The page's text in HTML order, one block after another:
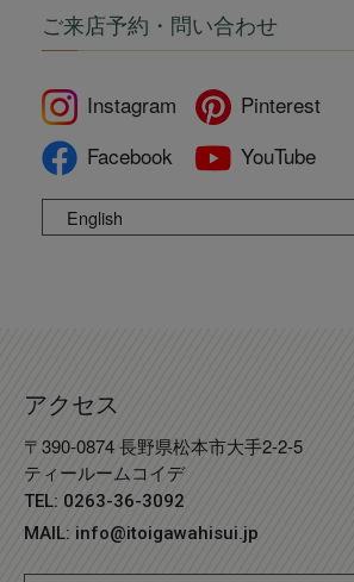
ご来店予約・問い合わせ
Instagram
Pinterest
Facebook
YouTube
English
アクセス
〒390-0874 長野県松本市大手2-2-5
ティールームコイデ
TEL: 0263-36-3092
MAIL: info@itoigawahisui.jp